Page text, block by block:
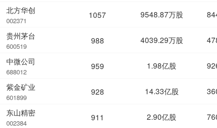
北方华创
002371
贵州茅台
600519
中微公司
688012
紫金矿业
601899
东山精密
002384
1057 9548.87万股
988 4039.29万股
959 1.98亿股
928 14.33亿股
911 2.90亿股